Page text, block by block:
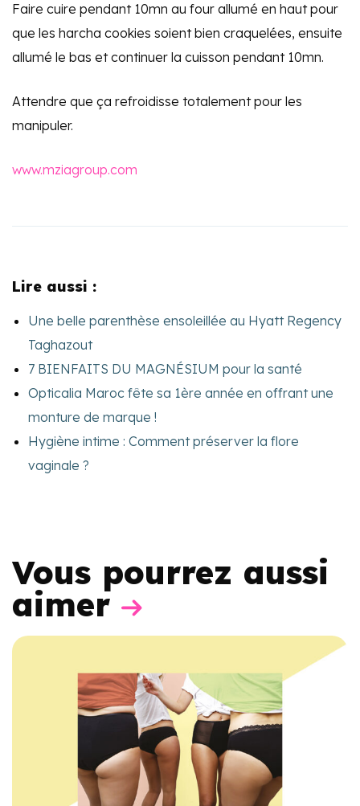
Faire cuire pendant 10mn au four allumé en haut pour
que les harcha cookies soient bien craquelées, ensuite
allumé le bas et continuer la cuisson pendant 10mn.
Attendre que ça refroidisse totalement pour les
manipuler.
www.mziagroup.com
Lire aussi :
Une belle parenthèse ensoleillée au Hyatt Regency
Taghazout
7 BIENFAITS DU MAGNÉSIUM pour la santé
Opticalia Maroc fête sa 1ère année en offrant une
monture de marque !
Hygiène intime : Comment préserver la flore
vaginale ?
Vous pourrez aussi
aimer